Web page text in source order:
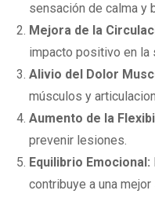
sensación de calma y
Mejora de la
impacto positivo en la
Alivio del Dolor
músculos y
Aumento de la
prevenir lesiones.
Equilibrio Emocional:
contribuye a una